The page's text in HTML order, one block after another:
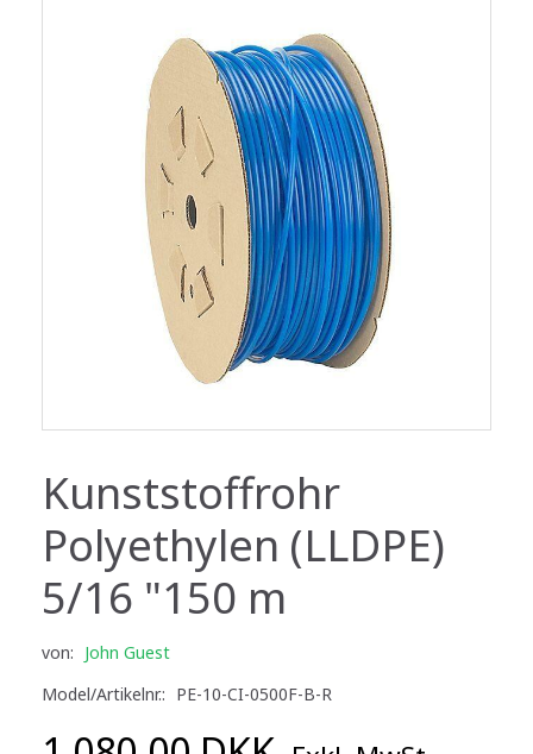
Kunststoffrohr
Polyethylen (LLDPE)
5/16 "150 m
von: John Guest
Model/Artikelnr.: PE-10-CI-0500F-B-R